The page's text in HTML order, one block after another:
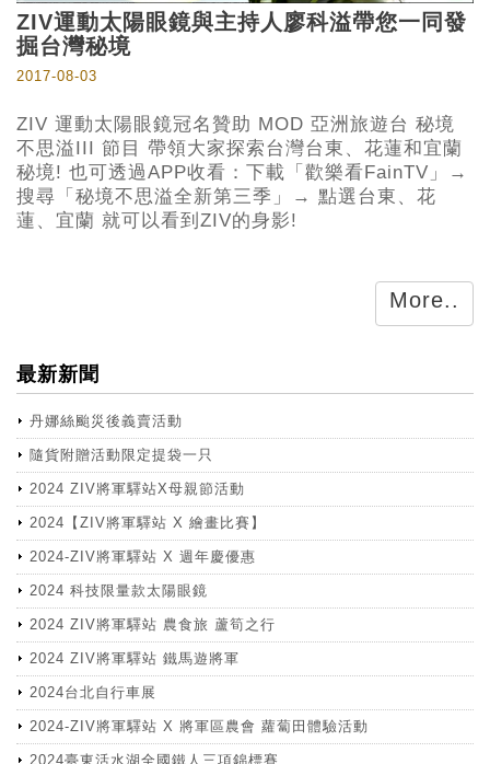
ZIV運動太陽眼鏡與主持人廖科溢帶您一同發
掘台灣秘境
2017-08-03
ZIV 運動太陽眼鏡冠名贊助 MOD 亞洲旅遊台 秘境
不思溢III 節目 帶領大家探索台灣台東、花蓮和宜蘭
秘境! 也可透過APP收看：下載「歡樂看FainTV」→
搜尋「秘境不思溢全新第三季」→ 點選台東、花
蓮、宜蘭 就可以看到ZIV的身影!
More..
最新新聞
丹娜絲颱災後義賣活動
隨貨附贈活動限定提袋一只
2024 ZIV將軍驛站X母親節活動
2024【ZIV將軍驛站 X 繪畫比賽】
2024-ZIV將軍驛站 X 週年慶優惠
2024 科技限量款太陽眼鏡
2024 ZIV將軍驛站 農食旅 蘆筍之行
2024 ZIV將軍驛站 鐵馬遊將軍
2024台北自行車展
2024-ZIV將軍驛站 X 將軍區農會 蘿蔔田體驗活動
2024臺東活水湖全國鐵人三項錦標賽